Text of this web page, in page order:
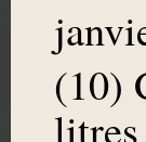
(10)
litres